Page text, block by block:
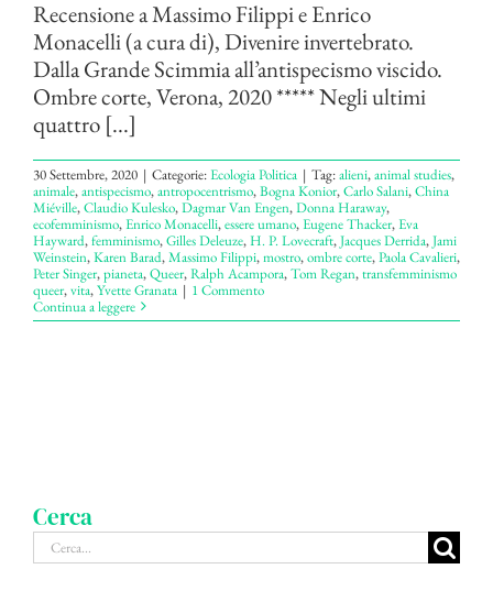
Recensione a Massimo Filippi e Enrico
Monacelli (a cura di), Divenire invertebrato.
Dalla Grande Scimmia all’antispecismo viscido.
Ombre corte, Verona, 2020 ***** Negli ultimi
quattro [...]
30 Settembre, 2020 | Categorie:Ecologia Politica | Tag:alieni,animal studies,
animale,antispecismo,antropocentrismo,Bogna Konior,Carlo Salani,China
Miéville,Claudio Kulesko,Dagmar Van Engen,Donna Haraway,
ecofemminismo,Enrico Monacelli,essere umano,Eugene Thacker,Eva
Hayward,femminismo,Gilles Deleuze,H. P. Lovecraft,Jacques Derrida,Jami
Weinstein,Karen Barad,Massimo Filippi,mostro,ombre corte,Paola Cavalieri,
Peter Singer,pianeta,Queer,Ralph Acampora,Tom Regan,transfemminismo
queer,vita,Yvette Granata | 1 Commento
Continua a leggere
Cerca
Cerca
per: